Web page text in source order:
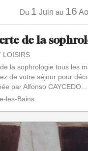
Du 1 Juin au 16
de la
LOISIRS
la sophrologie tous les
de votre séjour pour
par Alfonso CAYCEDO...
les-Bains